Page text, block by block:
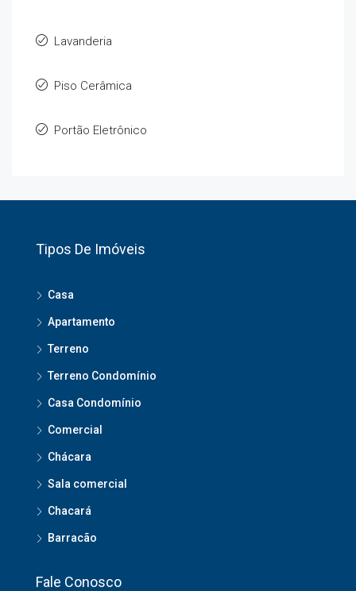
Lavanderia
Piso Cerâmica
Portão Eletrônico
Tipos De Imóveis
Casa
Apartamento
Terreno
Terreno Condomínio
Casa Condomínio
Comercial
Chácara
Sala comercial
Chacará
Barracão
Fale Conosco